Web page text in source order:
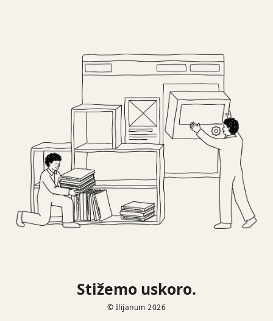
Stižemo uskoro.
© Ilijanum 2026